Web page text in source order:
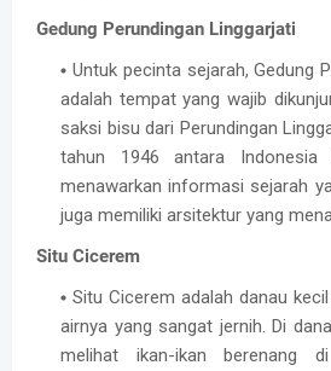
Gedung Perundingan Linggarjati
Untuk pecinta sejarah, Gedung
adalah tempat yang wajib
saksi bisu dari Perundingan
tahun 1946 antara Indonesia
menawarkan informasi sejarah
juga memiliki arsitektur yang
Situ Cicerem
Situ Cicerem adalah danau
airnya yang sangat jernih. Di
melihat ikan-ikan berenang